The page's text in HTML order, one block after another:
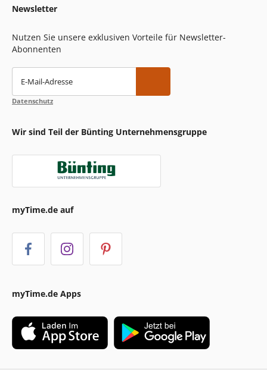
Newsletter
Nutzen Sie unsere exklusiven Vorteile für Newsletter-
Abonnenten
E-Mail-Adresse
Datenschutz
Wir sind Teil der Bünting Unternehmensgruppe
myTime.de auf
myTime.de Apps